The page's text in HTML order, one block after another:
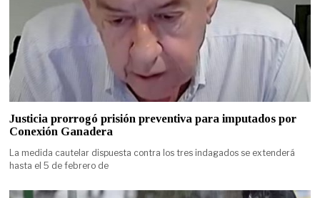
Justicia prorrogó prisión preventiva para imputados por
Conexión Ganadera
La medida cautelar dispuesta contra los tres indagados se extenderá
hasta el 5 de febrero de